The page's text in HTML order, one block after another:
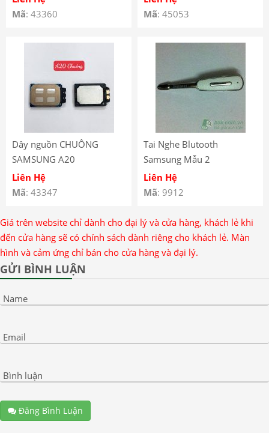
Mã: 43360
Mã: 45053
Dây nguồn CHUÔNG
SAMSUNG A20
Liên Hệ
Mã: 43347
Tai Nghe Blutooth
Samsung Mẫu 2
Liên Hệ
Mã: 9912
Giá trên website chỉ dành cho đại lý và cửa hàng, khách lẻ khi
đến cửa hàng sẽ có chính sách dành riêng cho khách lẻ. Màn
hình và cảm ứng chỉ bán cho cửa hàng và đại lý.
GỬI BÌNH LUẬN
Name
Email
Bình luận
Đăng Bình Luận